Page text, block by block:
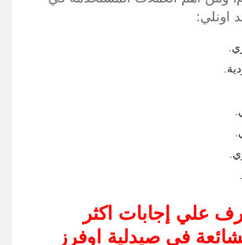
اونلي:
علي إجابات اكثر
في صيدلية اوفرز